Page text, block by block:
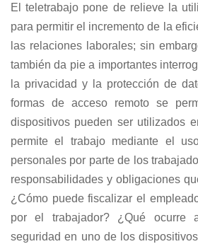
El teletrabajo pone de relieve la
para permitir el incremento de la
las relaciones laborales; sin
también da pie a importantes
la privacidad y la protección de
formas de acceso remoto se
dispositivos pueden ser utilizados
permite el trabajo mediante el
personales por parte de los
responsabilidades y obligaciones
¿Cómo puede fiscalizar el
por el trabajador? ¿Qué ocurre
seguridad en uno de los